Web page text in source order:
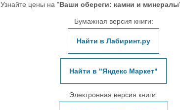
Узнайте цены на "Ваши обереги: камни и минералы
Бумажная версия книги:
Найти в Лабиринт.ру
Найти в "Яндекс Маркет"
Электронная версия книги: